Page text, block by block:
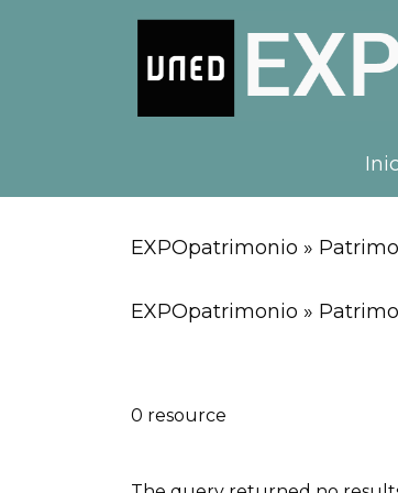
EXPOpatrimonio »
EXPOpatrimonio »
0 resource